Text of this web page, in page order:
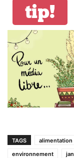
tip!
TAGS alimentation
environnement